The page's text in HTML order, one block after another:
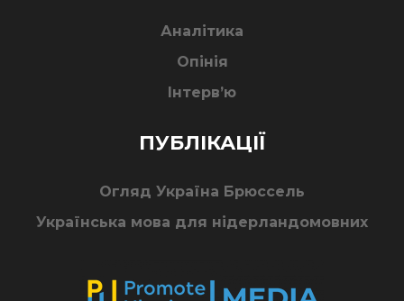
Аналітика
Опінія
Інтерв’ю
ПУБЛІКАЦІЇ
Огляд Україна Брюссель
Українська мова для нідерландомовних